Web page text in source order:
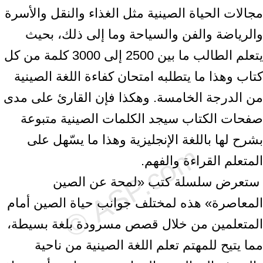
‏مجالات الحياة الصينية مثل الغذاء والنقل والأسرة
والرياضة والفن والسياحة وما إلى ذلك، ‏بحيث
يتعلم الطالب ما بين 2500 إلى 3000 كلمة من كل
كتاب وهذا ما يتطلبه امتحان ‏كفاءة اللغة الصينية
من الدرجة الخامسة. وهكذا فإن القارئ على مدى
صفحات الكتاب ‏سيجد الكلمات الصينية متبوعة
بشرح لها باللغة الإنجليزية وهذا ما يسّهل على
المتعلم ‏القراءة والفهم.‏ ‎
‎ ستعرض سلسلة كتب «لمحة عن الصين
المعاصرة» هذه لمختلف جوانب حياة الصين أمام
‏المتعلمين من خلال قصص مسرودة بلغة بسيطة،
مما يتيح للمهتم تعلم اللغة الصينية من ‏ناحية